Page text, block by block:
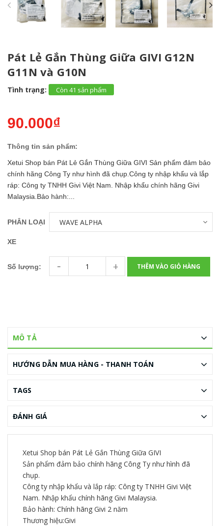
Pát Lẻ Gắn Thùng Giữa GIVI G12N
G11N và G10N
Tình trạng: Còn 41 sản phẩm
90.000₫
Thông tin sản phẩm:
Xetui Shop bán Pát Lẻ Gắn Thùng Giữa GIVI Sản phẩm đảm bảo
chính hãng Công Ty như hình đã chụp.Công ty nhập khẩu và lắp
ráp: Công ty TNHH Givi Việt Nam. Nhập khẩu chính hãng Givi
Malaysia.Bảo hành:...
PHÂN LOẠI
XE
Số lượng: - + THÊM VÀO GIỎ HÀNG
MÔ TẢ
HƯỚNG DẪN MUA HÀNG - THANH TOÁN
TAGS
ĐÁNH GIÁ
Xetui Shop bán Pát Lẻ Gắn Thùng Giữa GIVI
Sản phẩm đảm bảo chính hãng Công Ty như hình đã
chụp.
Công ty nhập khẩu và lắp ráp: Công ty TNHH Givi Việt
Nam. Nhập khẩu chính hãng Givi Malaysia.
Bảo hành: Chính hãng Givi 2 năm
Thương hiệu:Givi